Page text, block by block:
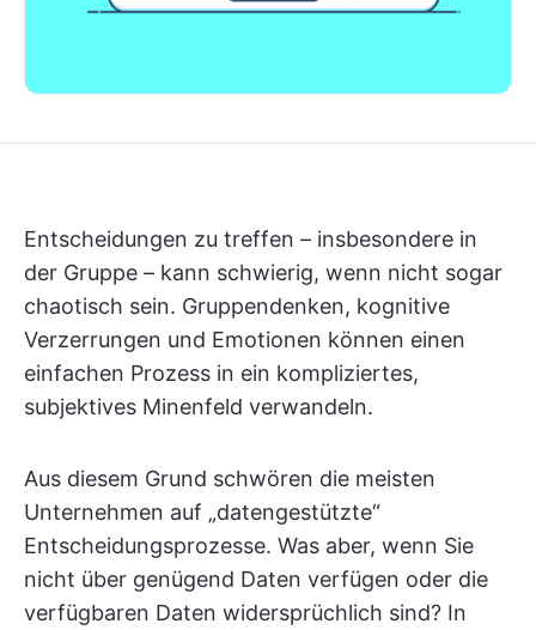
Entscheidungen zu treffen – insbesondere in
der Gruppe – kann schwierig, wenn nicht sogar
chaotisch sein. Gruppendenken, kognitive
Verzerrungen und Emotionen können einen
einfachen Prozess in ein kompliziertes,
subjektives Minenfeld verwandeln.
Aus diesem Grund schwören die meisten
Unternehmen auf „datengestützte“
Entscheidungsprozesse. Was aber, wenn Sie
nicht über genügend Daten verfügen oder die
verfügbaren Daten widersprüchlich sind? In